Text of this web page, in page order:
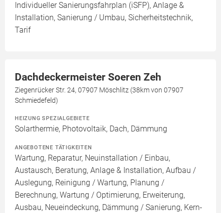
Individueller Sanierungsfahrplan (iSFP), Anlage &
Installation, Sanierung / Umbau, Sicherheitstechnik,
Tarif
Dachdeckermeister Soeren Zeh
Ziegenrücker Str. 24, 07907 Möschlitz (38km von 07907
Schmiedefeld)
HEIZUNG SPEZIALGEBIETE
Solarthermie, Photovoltaik, Dach, Dämmung
ANGEBOTENE TÄTIGKEITEN
Wartung, Reparatur, Neuinstallation / Einbau,
Austausch, Beratung, Anlage & Installation, Aufbau /
Auslegung, Reinigung / Wartung, Planung /
Berechnung, Wartung / Optimierung, Erweiterung,
Ausbau, Neueindeckung, Dämmung / Sanierung, Kern-